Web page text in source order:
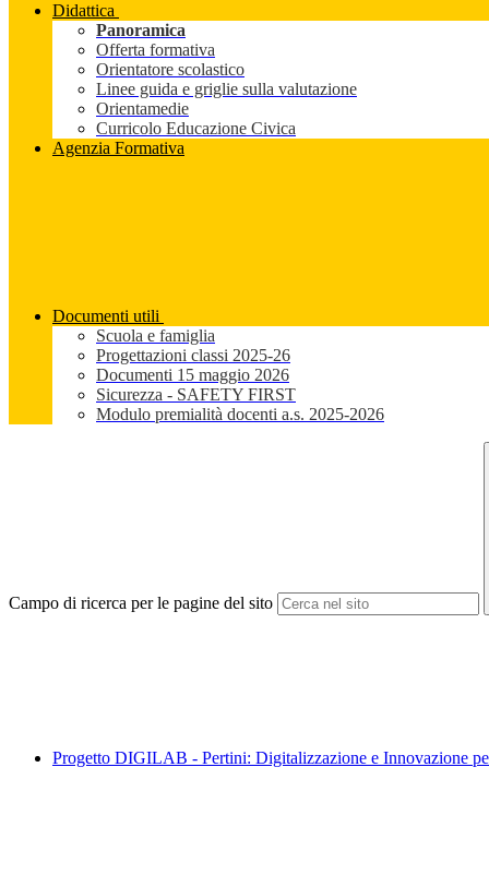
Didattica
Panoramica
Offerta formativa
Orientatore scolastico
Linee guida e griglie sulla valutazione
Orientamedie
Curricolo Educazione Civica
Agenzia Formativa
Documenti utili
Scuola e famiglia
Progettazioni classi 2025-26
Documenti 15 maggio 2026
Sicurezza - SAFETY FIRST
Modulo premialità docenti a.s. 2025-2026
Campo di ricerca per le pagine del sito
Progetto DIGILAB - Pertini: Digitalizzazione e Innovazione